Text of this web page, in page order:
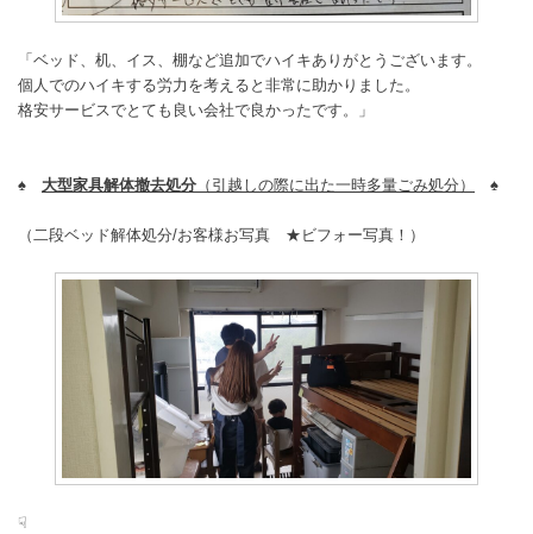
「ベッド、机、イス、棚など追加でハイキありがとうございます。
個人でのハイキする労力を考えると非常に助かりました。
格安サービスでとても良い会社で良かったです。」
♠ 大型家具解体撤去処分 （引越しの際に出た一時多量ごみ処分） ♠
（二段ベッド解体処分/お客様お写真 ★ビフォー写真！）
☟